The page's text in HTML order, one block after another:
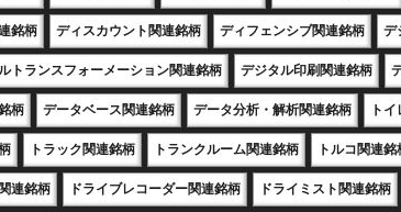
銘柄 ディスカウント関連銘柄 ディフェンシブ関連銘柄 デ
トランスフォーメーション関連銘柄 デジタル印刷関連銘柄
柄 データベース関連銘柄 データ分析・解析関連銘柄 ト
トラック関連銘柄 トランクルーム関連銘柄 トルコ関連銘
連銘柄 ドライブレコーダー関連銘柄 ドライミスト関連銘柄